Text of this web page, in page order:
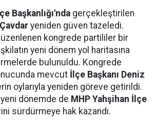
Başkanlığı'nda gerçekleştirilen
yeniden güven tazeledi.
kongrede partililer bir
yeni dönem yol haritasına
bulunuldu. Kongrede
mevcut İlçe Başkanı Deniz
oylarıyla yeniden göreve getirildi.
yeni dönemde de MHP Yahşihan İlçe
sürdürmeye hak kazandı.